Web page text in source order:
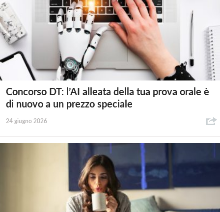
Concorso DT: l’AI alleata della tua prova orale è
di nuovo a un prezzo speciale
24 giugno 2026